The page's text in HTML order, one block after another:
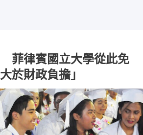
菲律賓國立大學從此免
於財政負擔」